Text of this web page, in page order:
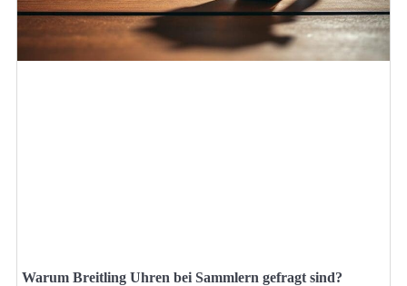
Warum Breitling Uhren bei Sammlern gefragt sind?